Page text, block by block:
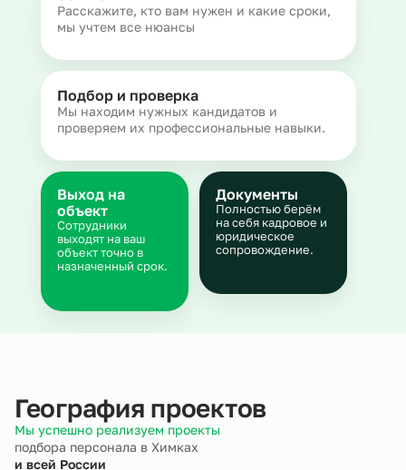
Расскажите, кто вам нужен и какие сроки,
мы учтем все нюансы
Подбор и проверка
Мы находим нужных кандидатов и
проверяем их профессиональные навыки.
Документы
Полностью берём
на себя кадровое и
юридическое
сопровождение.
Выход на
объект
Сотрудники
выходят на ваш
объект точно в
назначенный срок.
География проектов
Мы успешно реализуем проекты
подбора персонала в Химках
и всей России